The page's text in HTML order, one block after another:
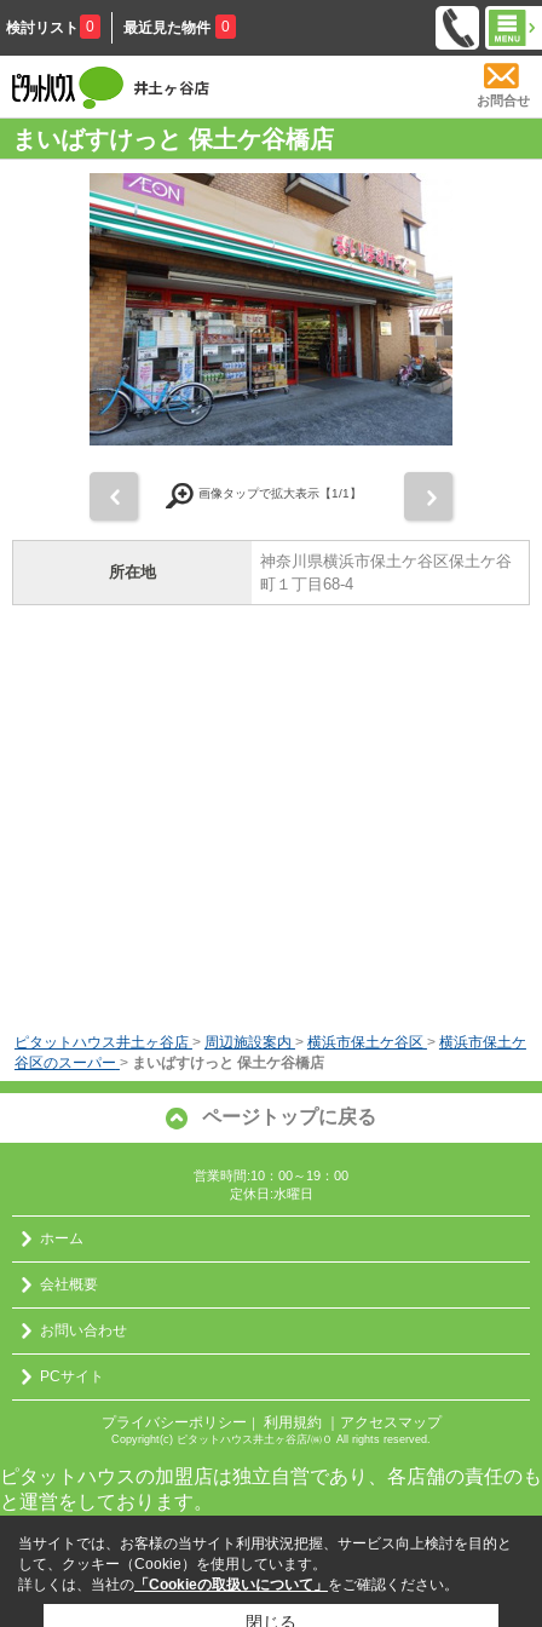
検討リスト 0 最近見た物件 0
お問合せ
まいばすけっと 保土ケ谷橋店
画像タップで拡大表示【1/1】
所在地
神奈川県横浜市保土ケ谷区保土ケ谷
町１丁目68-4
ピタットハウス井土ヶ谷店 > 周辺施設案内 > 横浜市保土ケ谷区 > 横浜市保土ケ
谷区のスーパー > まいばすけっと 保土ケ谷橋店
ページトップに戻る
営業時間:10：00～19：00
定休日:水曜日
ホーム
会社概要
お問い合わせ
PCサイト
プライバシーポリシー ｜ 利用規約 ｜アクセスマップ
Copyright(c) ピタットハウス井土ヶ谷店/㈱０ All rights reserved.
ピタットハウスの加盟店は独立自営であり、各店舗の責任のも
と運営をしております。
当サイトでは、お客様の当サイト利用状況把握、サービス向上検討を目的と
して、クッキー（Cookie）を使用しています。
詳しくは、当社の 「Cookieの取扱いについて」 をご確認ください。
閉じる